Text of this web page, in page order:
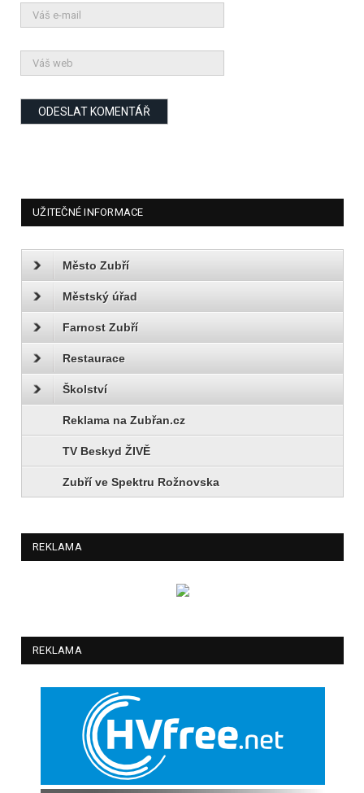
UŽITEČNÉ INFORMACE
Město Zubří
Městský úřad
Farnost Zubří
Restaurace
Školství
Reklama na Zubřan.cz
TV Beskyd ŽIVĚ
Zubří ve Spektru Rožnovska
REKLAMA
REKLAMA